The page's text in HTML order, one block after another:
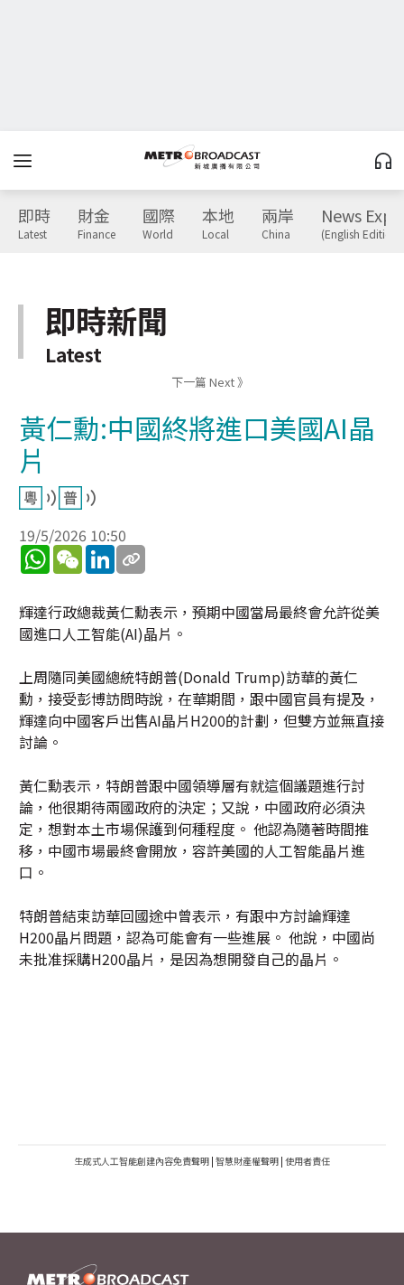
即時
Latest
財金
Finance
國際
World
本地
Local
兩岸
China
News
(English Edition)
即時新聞
Latest
下一篇 Next 》
黃仁勳:中國終將進口美國AI晶
片
19/5/2026 10:50
WhatsApp
WeChatLinkedIn
輝達行政總裁黃仁勳表示，預期中國當局最終會允許從美
國進口人工智能(AI)晶片。
上周隨同美國總統特朗普(Donald Trump)訪華的黃仁
勳，接受彭博訪問時說，在華期間，跟中國官員有提及，
輝達向中國客戶出售AI晶片H200的計劃，但雙方並無直接
討論。
黃仁勳表示，特朗普跟中國領導層有就這個議題進行討
論，他很期待兩國政府的決定；又說，中國政府必須決
定，想對本土市場保護到何種程度。 他認為隨著時間推
移，中國市場最終會開放，容許美國的人工智能晶片進
口。
特朗普結束訪華回國途中曾表示，有跟中方討論輝達
H200晶片問題，認為可能會有一些進展。 他說，中國尚
未批准採購H200晶片，是因為想開發自己的晶片。
生成式人工智能創建內容免責聲明 | 智慧財產權聲明 | 使用者責任